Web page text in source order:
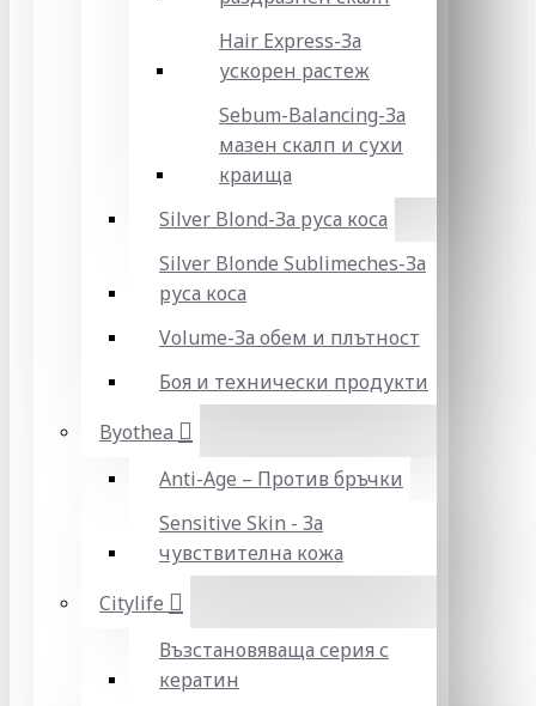
Hair Express-За
ускорен растеж
Sebum-Balancing-За
мазен скалп и сухи
краища
Silver Blond-За руса коса
Silver Blonde Sublіmeches-За
руса коса
Volume-За обем и плътност
Боя и технически продукти
Byothea
Anti-Age – Против бръчки
Sensitive Skin - За
чувствителна кожа
Citylife
Възстановяваща серия с
кератин